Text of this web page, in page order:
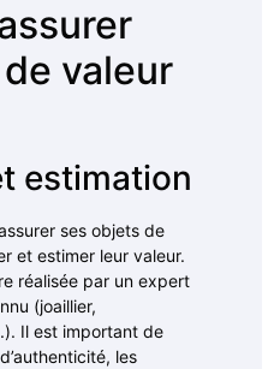
valeur
estimation
ses objets de
et estimer leur valeur.
réalisée par un expert
(joaillier,
Il est important de
les